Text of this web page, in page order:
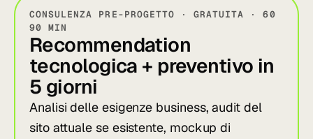
CONSULENZA PRE-PROGETTO · GRATUITA · 60
90 MIN
Recommendation
tecnologica + preventivo in
5 giorni
Analisi delle esigenze business, audit del
sito attuale se esistente, mockup di